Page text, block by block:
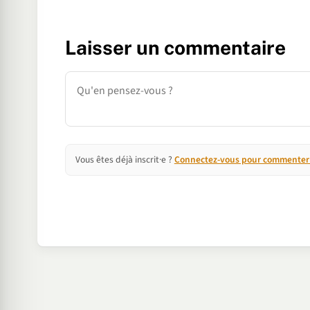
Laisser un commentaire
Commentaire
Vous êtes déjà inscrit·e ? Connectez-vous pour